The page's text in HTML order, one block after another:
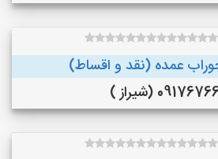
عمده (نقد و اقساط)
(شیراز )